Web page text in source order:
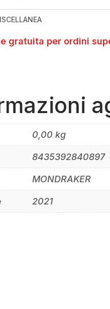
gratuita per ordini
0,00 kg
8435392840897
MONDRAKER
2021